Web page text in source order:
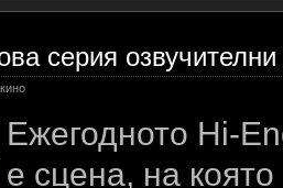
серия
Ежегодното Hi-
е сцена, на